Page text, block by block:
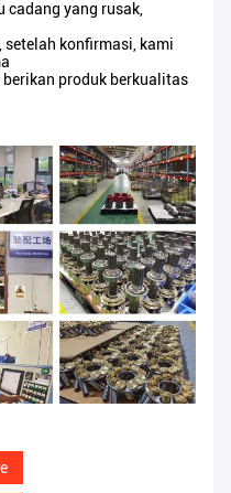
cadang yang rusak,
setelah konfirmasi, kami
produk berkualitas